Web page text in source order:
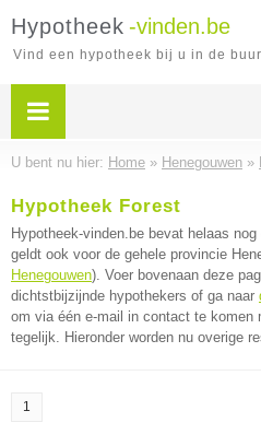
Hypotheek -vinden.be
Vind een hypotheek bij u in de
U bent nu hier: Home » Henegouwen »
Hypotheek Forest
Hypotheek-vinden.be bevat helaas nog
geldt ook voor de gehele provincie
Henegouwen). Voer bovenaan deze
dichtstbijzijnde hypothekers of ga naar
om via één e-mail in contact te komen
tegelijk. Hieronder worden nu overige
1